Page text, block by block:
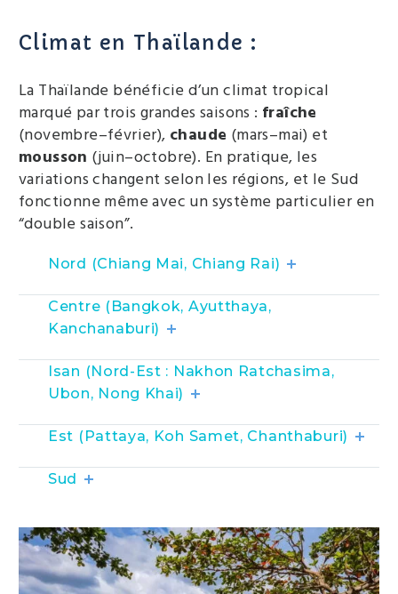
Climat en Thaïlande :
La Thaïlande bénéficie d’un climat tropical
marqué par trois grandes saisons : fraîche
(novembre–février), chaude (mars–mai) et
mousson (juin–octobre). En pratique, les
variations changent selon les régions, et le Sud
fonctionne même avec un système particulier en
“double saison”.
Nord (Chiang Mai, Chiang Rai)
Centre (Bangkok, Ayutthaya,
Kanchanaburi)
Isan (Nord-Est : Nakhon Ratchasima,
Ubon, Nong Khai)
Est (Pattaya, Koh Samet, Chanthaburi)
Sud